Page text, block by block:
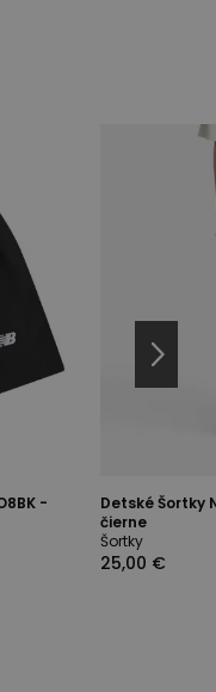
-
Detské Šortky
čierne
Šortky
25,00 €